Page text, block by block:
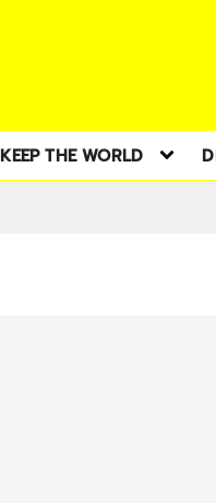
KEEP THE WORLD